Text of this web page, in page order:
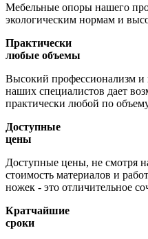
Мебельные опоры нашего
экологическим нормам и
Практически
любые объемы
Высокий профессионализм
наших специалистов дает
практически любой по объему
Доступные
цены
Доступные цены, не смотря
стоимость материалов и
ножек - это отличительное
Кратчайшие
сроки